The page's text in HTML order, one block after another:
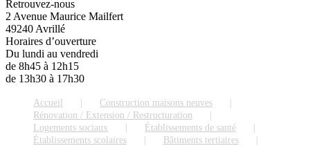
Retrouvez-nous
2 Avenue Maurice Mailfert
49240 Avrillé
Horaires d’ouverture
Du lundi au vendredi
de 8h45 à 12h15
de 13h30 à 17h30
Accueil
Construction maisons neuves
Rénovation / Extension / Restructuration
Logements sociaux
Établissements de santé
Établissements scolaires
Bâtiments tertiaires